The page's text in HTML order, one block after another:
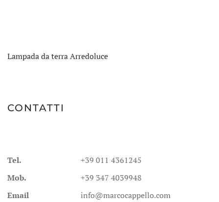
Lampada da terra Arredoluce
CONTATTI
Tel.
+39 011 4361245
Mob.
+39 347 4039948
Email
info@marcocappello.com